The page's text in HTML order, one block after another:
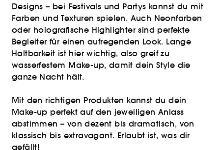
Designs – bei Festivals und Partys kannst du mit
Farben und Texturen spielen. Auch Neonfarben
oder holografische Highlighter sind perfekte
Begleiter für einen aufregenden Look. Lange
Haltbarkeit ist hier wichtig, also greif zu
wasserfestem Make-up, damit dein Style die
ganze Nacht hält.
Mit den richtigen Produkten kannst du dein
Make-up perfekt auf den jeweiligen Anlass
abstimmen – von dezent bis dramatisch, von
klassisch bis extravagant. Erlaubt ist, was dir
gefällt!